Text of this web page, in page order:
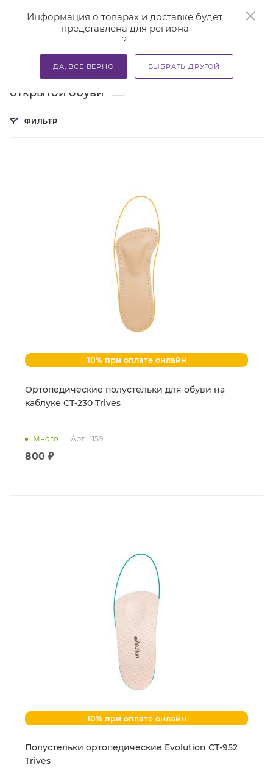
Информация о товарах и доставке будет
представлена для региона
?
ДА, ВСЕ ВЕРНО ВЫБРАТЬ ДРУГОЙ
Главная — Каталог — Стельки ортопедические и
Полустельки ортопедические для
открытой обуви
ФИЛЬТР
10% при оплате онлайн
Ортопедические полустельки для обуви на
каблуке СТ-230 Trives
Много Арт.: 1159
800 ₽
10% при оплате онлайн
Полустельки ортопедические Evolution СТ-952
Trives